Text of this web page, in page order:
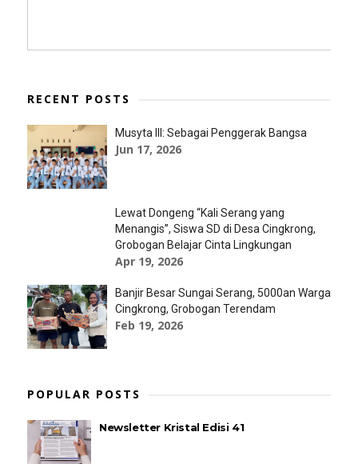
RECENT POSTS
Musyta III: Sebagai Penggerak Bangsa
Jun 17, 2026
Lewat Dongeng “Kali Serang yang
Menangis”, Siswa SD di Desa Cingkrong,
Grobogan Belajar Cinta Lingkungan
Apr 19, 2026
Banjir Besar Sungai Serang, 5000an Warga
Cingkrong, Grobogan Terendam
Feb 19, 2026
POPULAR POSTS
Newsletter Kristal Edisi 41